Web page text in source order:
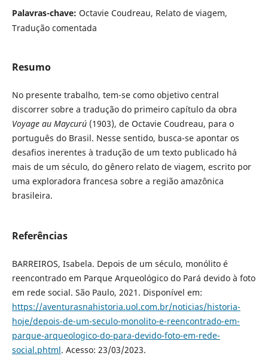
Palavras-chave: Octavie Coudreau, Relato de viagem,
Tradução comentada
Resumo
No presente trabalho, tem-se como objetivo central
discorrer sobre a tradução do primeiro capítulo da obra
Voyage au Maycurú (1903), de Octavie Coudreau, para o
português do Brasil. Nesse sentido, busca-se apontar os
desafios inerentes à tradução de um texto publicado há
mais de um século, do gênero relato de viagem, escrito por
uma exploradora francesa sobre a região amazônica
brasileira.
Referências
BARREIROS, Isabela. Depois de um século, monólito é
reencontrado em Parque Arqueológico do Pará devido à foto
em rede social. São Paulo, 2021. Disponível em:
https://aventurasnahistoria.uol.com.br/noticias/historia-
hoje/depois-de-um-seculo-monolito-e-reencontrado-em-
parque-arqueologico-do-para-devido-foto-em-rede-
social.phtml. Acesso: 23/03/2023.